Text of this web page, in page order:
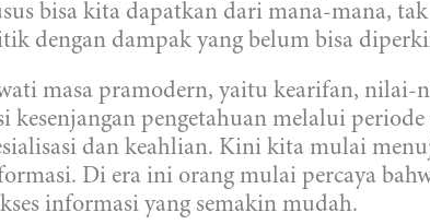
bisa kita dapatkan dari mana-mana,
dengan dampak yang belum bisa
masa pramodern, yaitu kearifan, nilai-
kesenjangan pengetahuan melalui
dan keahlian. Kini kita mulai
Di era ini orang mulai percaya
informasi yang semakin mudah.